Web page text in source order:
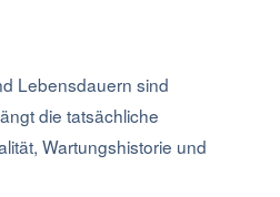
Lebensdauern sind
die tatsächliche
Wartungshistorie und